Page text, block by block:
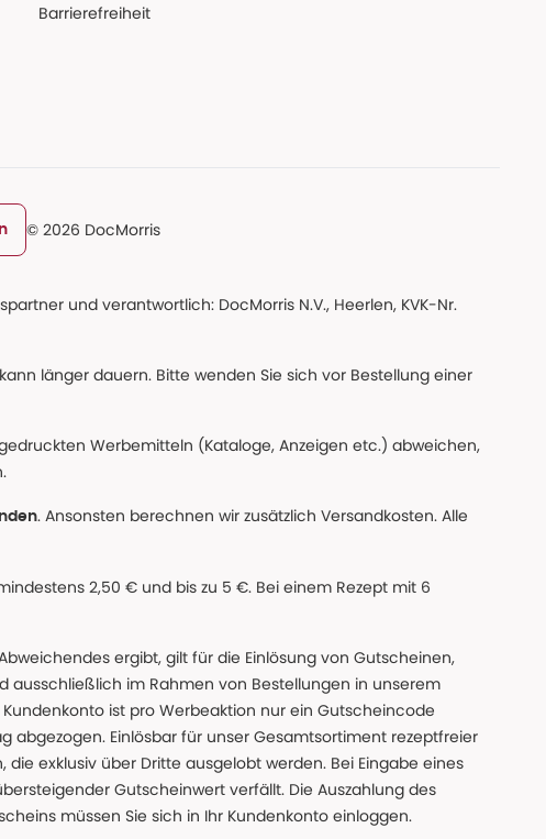
Barrierefreiheit
© 2026 DocMorris
und verantwortlich: DocMorris N.V., Heerlen, KVK-Nr.
länger dauern. Bitte wenden Sie sich vor Bestellung einer
Werbemitteln (Kataloge, Anzeigen etc.) abweichen,
. Ansonsten berechnen wir zusätzlich Versandkosten. Alle
2,50 € und bis zu 5 €. Bei einem Rezept mit 6
ergibt, gilt für die Einlösung von Gutscheinen,
ausschließlich im Rahmen von Bestellungen in unserem
ist pro Werbeaktion nur ein Gutscheincode
Einlösbar für unser Gesamtsortiment rezeptfreier
exklusiv über Dritte ausgelobt werden. Bei Eingabe eines
Gutscheinwert verfällt. Die Auszahlung des
müssen Sie sich in Ihr Kundenkonto einloggen.